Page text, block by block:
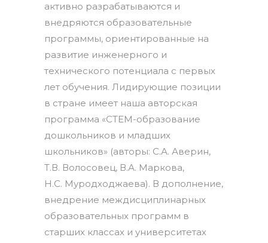
активно разрабатываются и
внедряются образовательные
программы, ориентированные на
развитие инженерного и
технического потенциала с первых
лет обучения. Лидирующие позиции
в стране имеет наша авторская
программа «СТЕМ-образование
дошкольников и младших
школьников» (авторы: С.А. Аверин,
Т.В. Волосовец, В.А. Маркова,
Н.С. Муродходжаева). В дополнение,
внедрение междисциплинарных
образовательных программ в
старших классах и университетах